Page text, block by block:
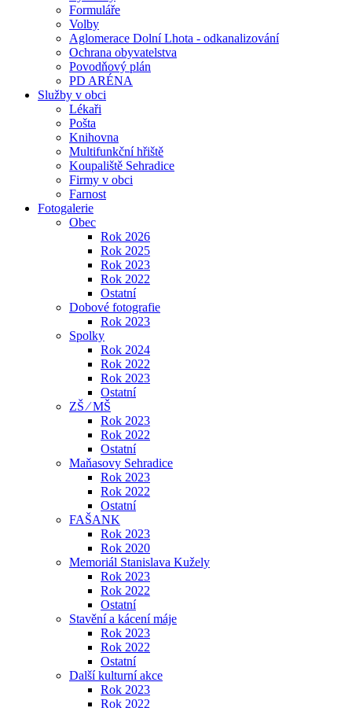
Formuláře
Volby
Aglomerace Dolní Lhota - odkanalizování
Ochrana obyvatelstva
Povodňový plán
PD ARÉNA
Služby v obci
Lékaři
Pošta
Knihovna
Multifunkční hřiště
Koupaliště Sehradice
Firmy v obci
Farnost
Fotogalerie
Obec
Rok 2026
Rok 2025
Rok 2023
Rok 2022
Ostatní
Dobové fotografie
Rok 2023
Spolky
Rok 2024
Rok 2022
Rok 2023
Ostatní
ZŠ ⁄ MŠ
Rok 2023
Rok 2022
Ostatní
Maňasovy Sehradice
Rok 2023
Rok 2022
Ostatní
FAŠANK
Rok 2023
Rok 2020
Memoriál Stanislava Kužely
Rok 2023
Rok 2022
Ostatní
Stavění a kácení máje
Rok 2023
Rok 2022
Ostatní
Další kulturní akce
Rok 2023
Rok 2022